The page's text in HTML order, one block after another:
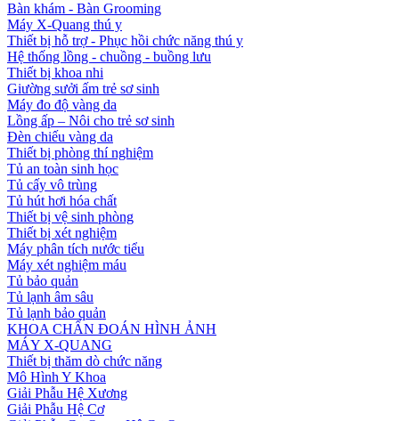
Bàn khám - Bàn Grooming
Máy X-Quang thú y
Thiết bị hỗ trợ - Phục hồi chức năng thú y
Hệ thống lồng - chuồng - buồng lưu
Thiết bị khoa nhi
Giường sưởi ấm trẻ sơ sinh
Máy đo độ vàng da
Lồng ấp – Nôi cho trẻ sơ sinh
Đèn chiếu vàng da
Thiết bị phòng thí nghiệm
Tủ an toàn sinh học
Tủ cấy vô trùng
Tủ hút hơi hóa chất
Thiết bị vệ sinh phòng
Thiết bị xét nghiệm
Máy phân tích nước tiểu
Máy xét nghiệm máu
Tủ bảo quản
Tủ lạnh âm sâu
Tủ lạnh bảo quản
KHOA CHẨN ĐOÁN HÌNH ẢNH
MÁY X-QUANG
Thiết bị thăm dò chức năng
Mô Hình Y Khoa
Giải Phẫu Hệ Xương
Giải Phẫu Hệ Cơ